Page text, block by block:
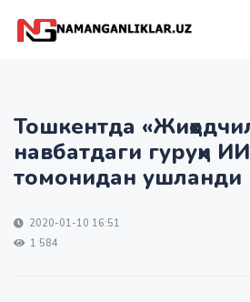
Тошкентда
навбатдаги гуруҳи
томонидан ушланди
2020-01-10 16:51
1 584